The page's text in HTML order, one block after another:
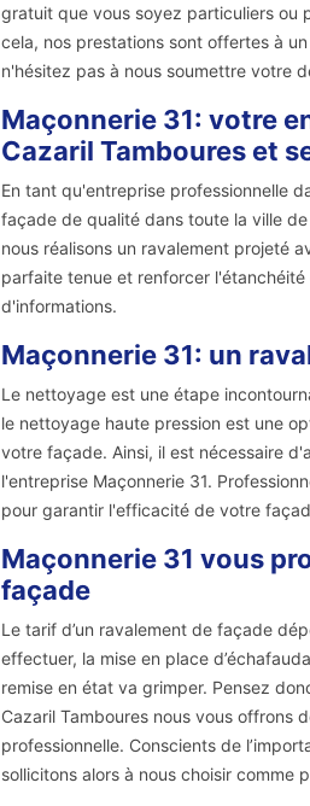
gratuit que vous soyez particuliers ou
cela, nos prestations sont offertes à
n'hésitez pas à nous soumettre votre
Maçonnerie 31: votre
Cazaril Tamboures et
En tant qu'entreprise professionnelle
façade de qualité dans toute la ville
nous réalisons un ravalement projeté
parfaite tenue et renforcer
d'informations.
Maçonnerie 31: un
Le nettoyage est une étape
le nettoyage haute pression est une
votre façade. Ainsi, il est nécessaire
l'entreprise Maçonnerie 31.
pour garantir l'efficacité de votre
Maçonnerie 31 vous
façade
Le tarif d’un ravalement de façade
effectuer, la mise en place
remise en état va grimper. Pensez
Cazaril Tamboures nous vous offrons
professionnelle. Conscients de
sollicitons alors à nous choisir